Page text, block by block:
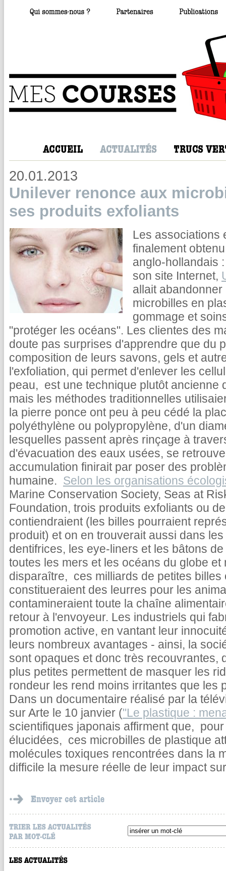
20.01.2013
Unilever renonce aux
ses produits exfoliants
Les associations
finalement
anglo-hollandais
son site Internet,
allait
microbilles en
gommage et
"protéger les océans". Les clientes des
doute pas surprises d'apprendre que du
composition de leurs savons, gels et
l'exfoliation, qui permet d'enlever les
peau, est une technique plutôt ancienne
mais les méthodes traditionnelles
la pierre ponce ont peu à peu cédé la
polyéthylène ou polypropylène, d'un
lesquelles passent après rinçage à
d'évacuation des eaux usées, se
accumulation finirait par poser des
humaine. Selon les organisations
Marine Conservation Society, Seas at
Foundation, trois produits exfoliants ou
contiendraient (les billes pourraient
produit) et on en trouverait aussi dans
dentifrices, les eye-liners et les bâtons
toutes les mers et les océans du globe et
disparaître, ces milliards de petites billes
constitueraient des leurres pour les
contamineraient toute la chaîne
retour à l'envoyeur. Les industriels qui
promotion active, en vantant leur
leurs nombreux avantages - ainsi, la
sont opaques et donc très recouvrantes,
plus petites permettent de masquer les
rondeur les rend moins irritantes que les
Dans un documentaire réalisé par la
sur Arte le 10 janvier ("Le plastique :
scientifiques japonais affirment que,
élucidées, ces microbilles de plastique
molécules toxiques rencontrées dans la
difficile la mesure réelle de leur impact